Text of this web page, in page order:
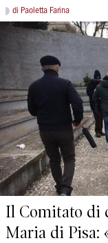
di Paoletta Farina
Il Comitato di
Maria di Pisa: